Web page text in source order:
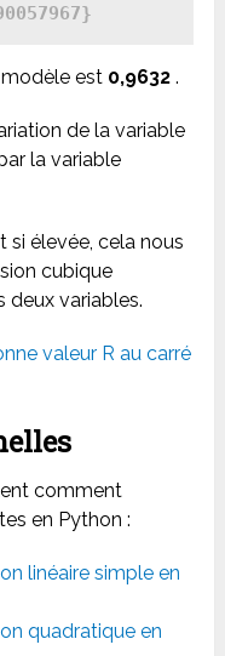
est 0,9632 .
de la variable
la variable
si élevée, cela nous
cubique
deux variables.
valeur R au carré
comment
en Python :
linéaire simple en
quadratique en